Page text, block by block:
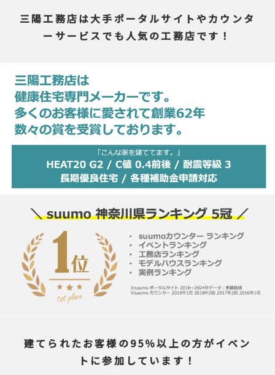
三陽工務店は大手ポータルサイトやカウンタ
ーサービスでも人気の工務店です！
建てられたお客様の95％以上の方がイベン
トに参加しています！